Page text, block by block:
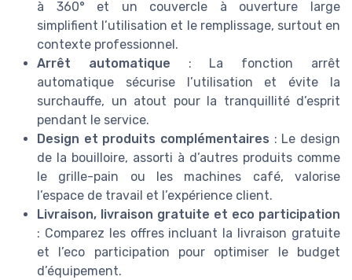
à 360° et un couvercle à ouverture large
simplifient l’utilisation et le remplissage, surtout en
contexte professionnel.
Arrêt automatique : La fonction arrêt
automatique sécurise l’utilisation et évite la
surchauffe, un atout pour la tranquillité d’esprit
pendant le service.
Design et produits complémentaires : Le design
de la bouilloire, assorti à d’autres produits comme
le grille-pain ou les machines café, valorise
l’espace de travail et l’expérience client.
Livraison, livraison gratuite et eco participation
: Comparez les offres incluant la livraison gratuite
et l’eco participation pour optimiser le budget
d’équipement.